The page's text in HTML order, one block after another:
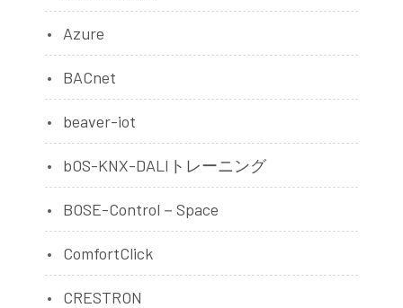
Azure
BACnet
beaver-iot
bOS-KNX-DALIトレーニング
BOSE-Control－Space
ComfortClick
CRESTRON